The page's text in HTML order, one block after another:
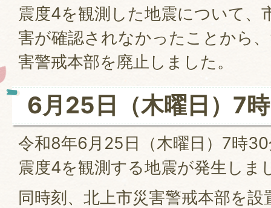
震度4を観測した地震について、
害が確認されなかったことから
害警戒本部を廃止しました。
6月25日（木曜日）7
令和8年6月25日（木曜日）7時
震度4を観測する地震が発生しま
同時刻、北上市災害警戒本部を